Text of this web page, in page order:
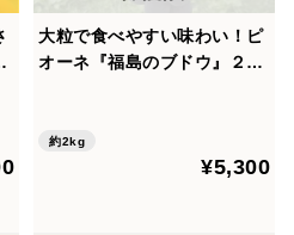
大粒で食べやすい味わい！ピ
オーネ『福島のブドウ』２kg
約2kg
¥5,300